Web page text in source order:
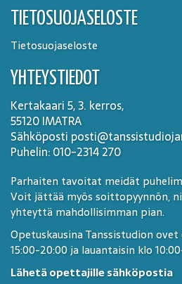
TIETOSUOJASELOSTE
Tietosuojaseloste
YHTEYSTIEDOT
Kertakaari 5, 3. kerros,
55120 IMATRA
Sähköposti
Puhelin: 010-2314 270
Parhaiten tavoitat meidät
Voit jättää myös soittopyynnön,
yhteyttä mahdollisimman pian.
Opetuskausina Tanssistudion
15:00-20:00 ja lauantaisin klo
Lähetä opettajille sähköpostia